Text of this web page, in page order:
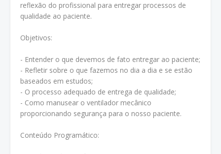
reflexão do profissional para entregar processos de
qualidade ao paciente.
Objetivos:
- Entender o que devemos de fato entregar ao paciente;
- Refletir sobre o que fazemos no dia a dia e se estão
baseados em estudos;
- O processo adequado de entrega de qualidade;
- Como manusear o ventilador mecânico
proporcionando segurança para o nosso paciente.
Conteúdo Programático: